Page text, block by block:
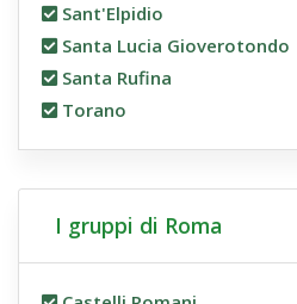
Sant'Elpidio
Santa Lucia Gioverotondo
Santa Rufina
Torano
I gruppi di Roma